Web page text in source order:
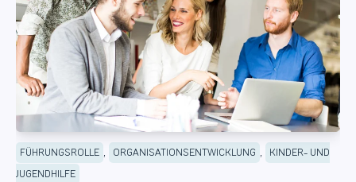
FÜHRUNGSROLLE , ORGANISATIONSENTWICKLUNG ,
KINDER- UND
JUGENDHILFE